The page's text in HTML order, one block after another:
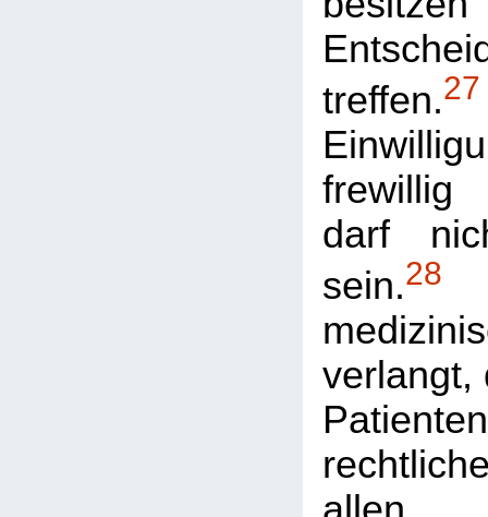
treffen.27
frewillig
darf
sein.28
verlangt,